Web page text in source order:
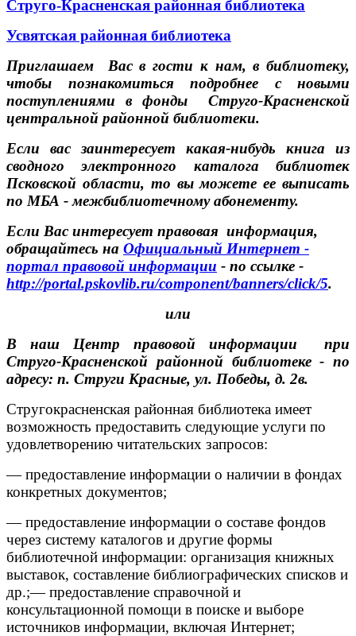
Струго-Красненская районная библиотека
Усвятская районная библиотека
Приглашаем Вас в гости к нам, в библиотеку,
чтобы познакомиться подробнее с новыми
поступлениями в фонды Струго-Красненской
центральной районной библиотеки.
Если вас заинтересует какая-нибудь книга из
сводного электронного каталога библиотек
Псковской области, то вы можете ее выписать
по МБА - межбиблиотечному абонементу.
Если Вас интересует правовая информация,
обращайтесь на Официальный Интернет -
портал правовой информации - по ссылке -
http://portal.pskovlib.ru/component/banners/click/5.
или
В наш Центр правовой информации при
Струго-Красненской районной библиотеке - по
адресу: п. Струги Красные, ул. Победы, д. 2в.
Стругокрасненская районная библиотека имеет
возможность предоставить следующие услуги по
удовлетворению читательских запросов:
— предоставление информации о наличии в фондах
конкретных документов;
— предоставление информации о составе фондов
через систему каталогов и другие формы
библиотечной информации: организация книжных
выставок, составление библиографических списков и
др.;— предоставление справочной и
консультационной помощи в поиске и выборе
источников информации, включая Интернет;